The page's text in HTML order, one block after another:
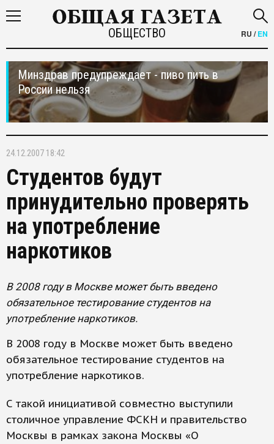
ОБЩЕСТВО RU /EN
Минздрав предупреждает - пиво пить в
России нельзя
24.12.2007 18:42
Студентов будут
принудительно проверять
на употребление
наркотиков
В 2008 году в Москве может быть введено
обязательное тестирование студентов на
употребление наркотиков.
В 2008 году в Москве может быть введено
обязательное тестирование студентов на
употребление наркотиков.
С такой инициативой совместно выступили
столичное управление ФСКН и правительство
Москвы в рамках закона Москвы «О